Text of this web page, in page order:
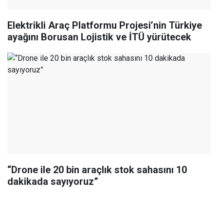
Elektrikli Araç Platformu Projesi’nin Türkiye
ayağını Borusan Lojistik ve İTÜ yürütecek
“Drone ile 20 bin araçlık stok sahasını 10
dakikada sayıyoruz”